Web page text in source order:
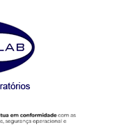
(SL-99/120)
(SL-99/6)